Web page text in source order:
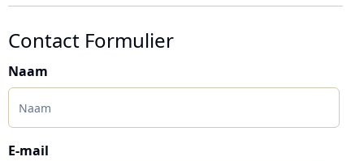
Contact Formulier
Naam
E-mail